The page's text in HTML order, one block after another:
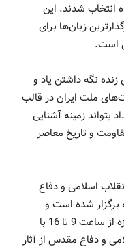
انتخاب شدند. این
زبان‌ها برای
است.
زنده نگه داشتن یاد و
ملت ایران در قالب
زمینه آشنایی
و تاریخ معاصر
اسلامی و دفاع
شده است و
علاقه‌مندان می‌توانند تا ۱۴ تیرماه، همه‌روزه از ساعت 9 تا 16 با
و دفاع مقدس از آثار